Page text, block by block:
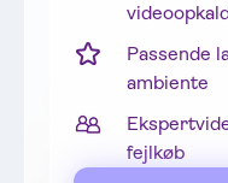
Vi ser frem til dit køb!
Passende
ambiente
fejlkøb